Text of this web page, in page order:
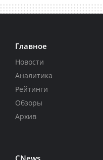
Главное
Новости
Аналитика
Рейтинги
Обзоры
Архив
CNews